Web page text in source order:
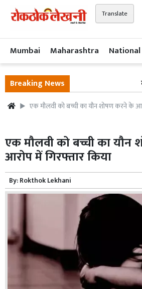
Translate
Mumbai Maharashtra National
Breaking News
एक मौलवी को बच्ची का यौन शोषण करने के
एक मौलवी को बच्ची का
आरोप में गिरफ्तार किया
By:Rokthok Lekhani